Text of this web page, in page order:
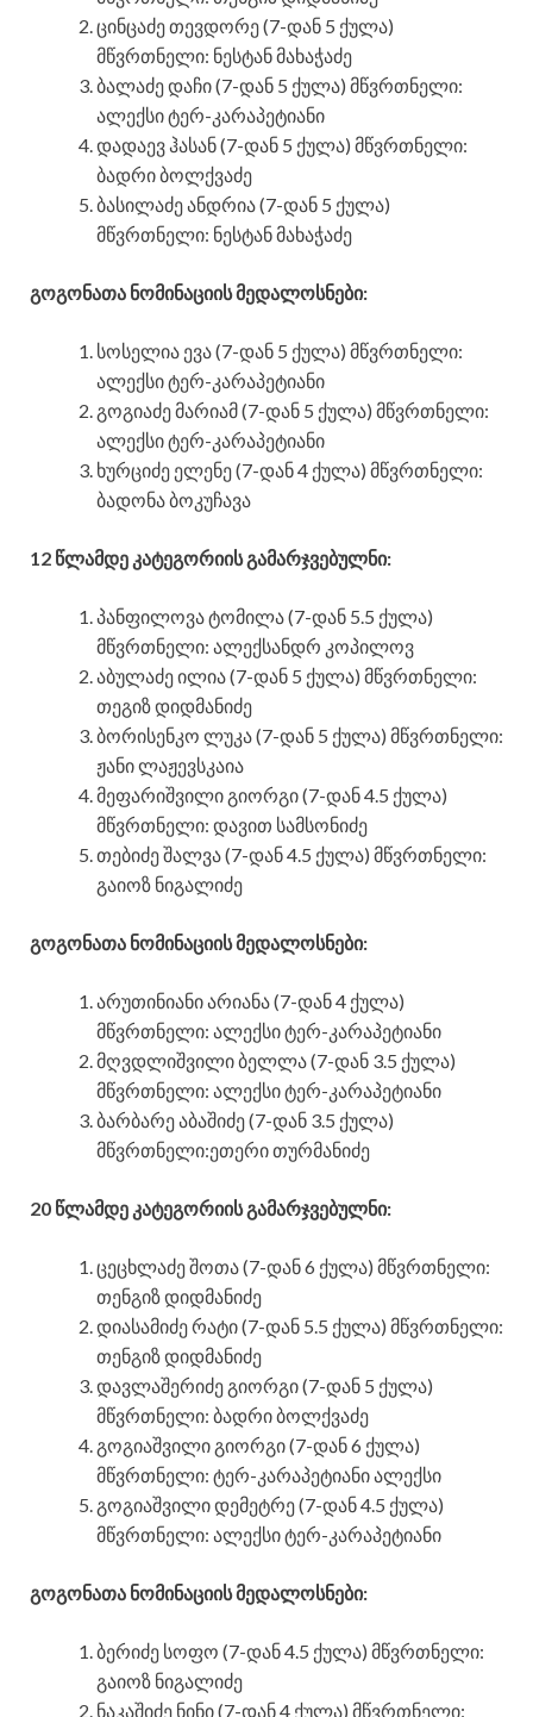
ცინცაძე თევდორე (7-დან 5 ქულა)
მწვრთნელი: ნესტან მახაჭაძე
ბალაძე დაჩი (7-დან 5 ქულა) მწვრთნელი:
ალექსი ტერ-კარაპეტიანი
დადაევ ჰასან (7-დან 5 ქულა) მწვრთნელი:
ბადრი ბოლქვაძე
ბასილაძე ანდრია (7-დან 5 ქულა)
მწვრთნელი: ნესტან მახაჭაძე
გოგონათა ნომინაციის მედალოსნები:
სოსელია ევა (7-დან 5 ქულა) მწვრთნელი:
ალექსი ტერ-კარაპეტიანი
გოგიაძე მარიამ (7-დან 5 ქულა) მწვრთნელი:
ალექსი ტერ-კარაპეტიანი
ხურციძე ელენე (7-დან 4 ქულა) მწვრთნელი:
ბადონა ბოკუჩავა
12 წლამდე კატეგორიის გამარჯვებულნი:
პანფილოვა ტომილა (7-დან 5.5 ქულა)
მწვრთნელი: ალექსანდრ კოპილოვ
აბულაძე ილია (7-დან 5 ქულა) მწვრთნელი:
თეგიზ დიდმანიძე
ბორისენკო ლუკა (7-დან 5 ქულა) მწვრთნელი:
ჟანი ლაჟევსკაია
მეფარიშვილი გიორგი (7-დან 4.5 ქულა)
მწვრთნელი: დავით სამსონიძე
თებიძე შალვა (7-დან 4.5 ქულა) მწვრთნელი:
გაიოზ ნიგალიძე
გოგონათა ნომინაციის მედალოსნები:
არუთინიანი არიანა (7-დან 4 ქულა)
მწვრთნელი: ალექსი ტერ-კარაპეტიანი
მღვდლიშვილი ბელლა (7-დან 3.5 ქულა)
მწვრთნელი: ალექსი ტერ-კარაპეტიანი
ბარბარე აბაშიძე (7-დან 3.5 ქულა)
მწვრთნელი:ეთერი თურმანიძე
20 წლამდე კატეგორიის გამარჯვებულნი:
ცეცხლაძე შოთა (7-დან 6 ქულა) მწვრთნელი:
თენგიზ დიდმანიძე
დიასამიძე რატი (7-დან 5.5 ქულა) მწვრთნელი:
თენგიზ დიდმანიძე
დავლაშერიძე გიორგი (7-დან 5 ქულა)
მწვრთნელი: ბადრი ბოლქვაძე
გოგიაშვილი გიორგი (7-დან 6 ქულა)
მწვრთნელი: ტერ-კარაპეტიანი ალექსი
გოგიაშვილი დემეტრე (7-დან 4.5 ქულა)
მწვრთნელი: ალექსი ტერ-კარაპეტიანი
გოგონათა ნომინაციის მედალოსნები:
ბერიძე სოფო (7-დან 4.5 ქულა) მწვრთნელი:
გაიოზ ნიგალიძე
ნაკაშიძე ნინი (7-დან 4 ქულა) მწვრთნელი: